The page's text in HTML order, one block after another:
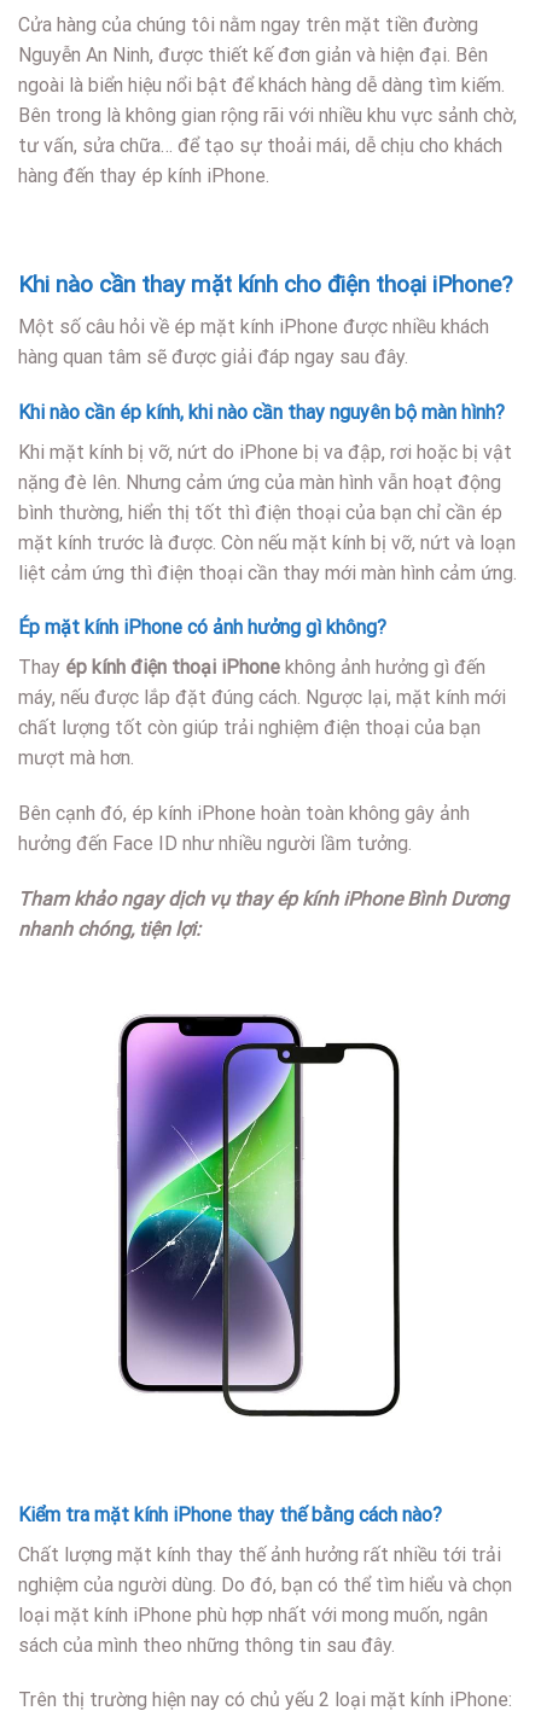
Cửa hàng của chúng tôi nằm ngay trên mặt tiền đường
Nguyễn An Ninh, được thiết kế đơn giản và hiện đại. Bên
ngoài là biển hiệu nổi bật để khách hàng dễ dàng tìm kiếm.
Bên trong là không gian rộng rãi với nhiều khu vực sảnh chờ,
tư vấn, sửa chữa… để tạo sự thoải mái, dễ chịu cho khách
hàng đến thay ép kính iPhone.
Khi nào cần thay mặt kính cho điện thoại iPhone?
Một số câu hỏi về ép mặt kính iPhone được nhiều khách
hàng quan tâm sẽ được giải đáp ngay sau đây.
Khi nào cần ép kính, khi nào cần thay nguyên bộ màn hình?
Khi mặt kính bị vỡ, nứt do iPhone bị va đập, rơi hoặc bị vật
nặng đè lên. Nhưng cảm ứng của màn hình vẫn hoạt động
bình thường, hiển thị tốt thì điện thoại của bạn chỉ cần ép
mặt kính trước là được. Còn nếu mặt kính bị vỡ, nứt và loạn
liệt cảm ứng thì điện thoại cần thay mới màn hình cảm ứng.
Ép mặt kính iPhone có ảnh hưởng gì không?
Thay ép kính điện thoại iPhone không ảnh hưởng gì đến
máy, nếu được lắp đặt đúng cách. Ngược lại, mặt kính mới
chất lượng tốt còn giúp trải nghiệm điện thoại của bạn
mượt mà hơn.
Bên cạnh đó, ép kính iPhone hoàn toàn không gây ảnh
hưởng đến Face ID như nhiều người lầm tưởng.
Tham khảo ngay dịch vụ thay ép kính iPhone Bình Dương
nhanh chóng, tiện lợi:
Kiểm tra mặt kính iPhone thay thế bằng cách nào?
Chất lượng mặt kính thay thế ảnh hưởng rất nhiều tới trải
nghiệm của người dùng. Do đó, bạn có thể tìm hiểu và chọn
loại mặt kính iPhone phù hợp nhất với mong muốn, ngân
sách của mình theo những thông tin sau đây.
Trên thị trường hiện nay có chủ yếu 2 loại mặt kính iPhone: